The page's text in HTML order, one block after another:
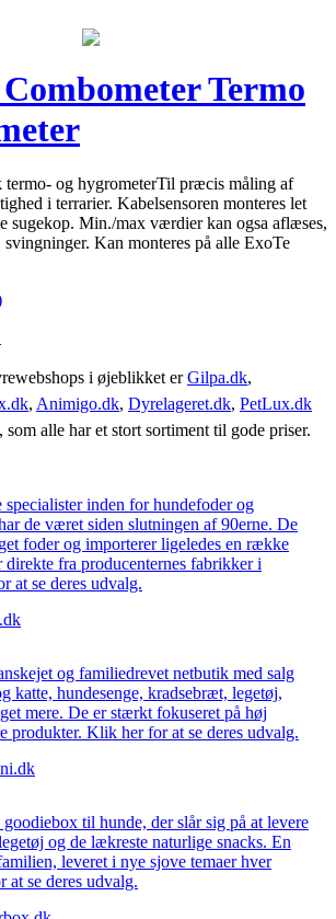
Termo
termo- og hygrometerTil præcis måling af
i terrarier. Kabelsensoren monteres let
sugekop. Min./max værdier kan ogsa aflæses,
Kan monteres på alle ExoTe
i øjeblikket erGilpa.dk,
, Animigo.dk, Dyrelageret.dk, PetLux.dk
, som alle har et stort sortiment til gode priser.
inden for hundefoder og
de været siden slutningen af 90erne. De
foder og importerer ligeledes en række
fra producenternes fabrikker i
at se deres udvalg.
og familiedrevet netbutik med salg
katte, hundesenge, kradsebræt, legetøj,
mere. De er stærkt fokuseret på høj
produkter. Klik her for at se deres udvalg.
til hunde, der slår sig på at levere
og de lækreste naturlige snacks. En
leveret i nye sjove temaer hver
se deres udvalg.